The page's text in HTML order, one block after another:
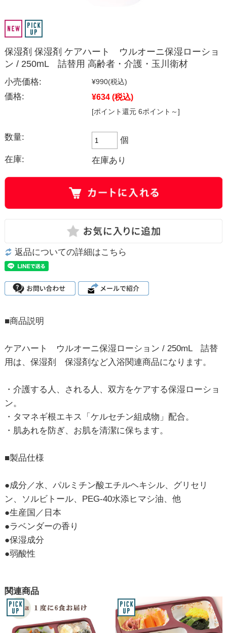
保湿剤 保湿剤 ケアハート ウルオーニ保湿ローショ
ン / 250mL 詰替用 高齢者・介護・玉川衛材
小売価格: ¥990(税込)
価格: ¥634 (税込)
[ポイント還元 6ポイント～]
数量: 個
在庫: 在庫あり
返品についての詳細はこちら
■商品説明
ケアハート ウルオーニ保湿ローション / 250mL 詰替
用は、保湿剤 保湿剤など入浴関連商品になります。
・介護する人、される人、双方をケアする保湿ローショ
ン。
・タマネギ根エキス「ケルセチン組成物」配合。
・肌あれを防ぎ、お肌を清潔に保ちます。
■製品仕様
●成分／水、パルミチン酸エチルヘキシル、グリセリ
ン、ソルビトール、PEG-40水添ヒマシ油、他
●生産国／日本
●ラベンダーの香り
●保湿成分
●弱酸性
関連商品